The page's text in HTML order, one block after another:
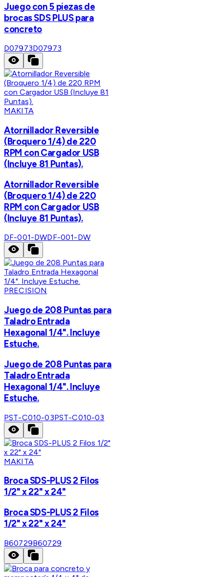
Juego con 5 piezas de
brocas SDS PLUS para
concreto
D07973D07973
MAKITA
Atornillador Reversible
(Broquero 1/4) de 220
RPM con Cargador USB
(Incluye 81 Puntas).
Atornillador Reversible
(Broquero 1/4) de 220
RPM con Cargador USB
(Incluye 81 Puntas).
DF-001-DWDF-001-DW
PRECISION
Juego de 208 Puntas para
Taladro Entrada
Hexagonal 1/4". Incluye
Estuche.
Juego de 208 Puntas para
Taladro Entrada
Hexagonal 1/4". Incluye
Estuche.
PST-C010-03PST-C010-03
MAKITA
Broca SDS-PLUS 2 Filos
1/2" x 22" x 24"
Broca SDS-PLUS 2 Filos
1/2" x 22" x 24"
B60729B60729